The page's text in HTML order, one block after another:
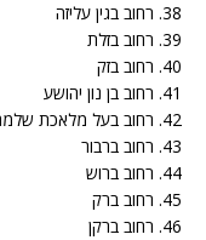
38. רחוב בגין עליזה
39. רחוב בזלת
40. רחוב בזק
41. רחוב בן נון יהושע
42. רחוב בעל מלאכת שלמה
43. רחוב ברבור
44. רחוב ברוש
45. רחוב ברק
46. רחוב ברקן